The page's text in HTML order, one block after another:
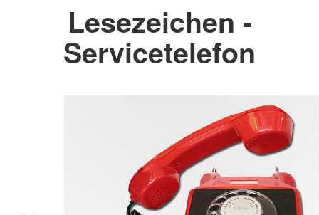
Lesezeichen -
Servicetelefon